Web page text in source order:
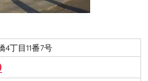
丁目11番7号